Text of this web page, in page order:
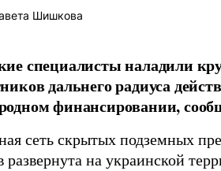
Шишкова
специалисты наладили
дальнего радиуса
финансировании,
сеть скрытых подземных
развернута на украинской